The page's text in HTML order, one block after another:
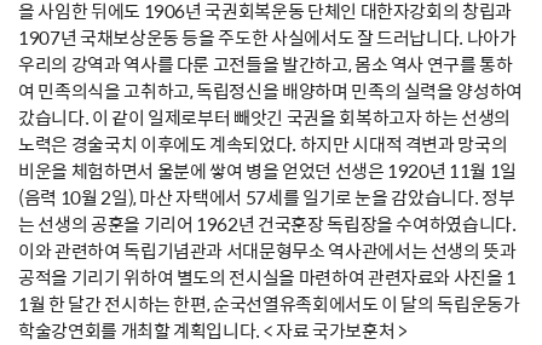
을 사임한 뒤에도 1906년 국권회복운동 단체인 대한자강회의 창립과
1907년 국채보상운동 등을 주도한 사실에서도 잘 드러납니다. 나아가
우리의 강역과 역사를 다룬 고전들을 발간하고, 몸소 역사 연구를 통하
여 민족의식을 고취하고, 독립정신을 배양하며 민족의 실력을 양성하여
갔습니다. 이 같이 일제로부터 빼앗긴 국권을 회복하고자 하는 선생의
노력은 경술국치 이후에도 계속되었다. 하지만 시대적 격변과 망국의
비운을 체험하면서 울분에 쌓여 병을 얻었던 선생은 1920년 11월 1일
(음력 10월 2일), 마산 자택에서 57세를 일기로 눈을 감았습니다. 정부
는 선생의 공훈을 기리어 1962년 건국훈장 독립장을 수여하였습니다.
이와 관련하여 독립기념관과 서대문형무소 역사관에서는 선생의 뜻과
공적을 기리기 위하여 별도의 전시실을 마련하여 관련자료와 사진을 1
1월 한 달간 전시하는 한편, 순국선열유족회에서도 이 달의 독립운동가
학술강연회를 개최할 계획입니다. < 자료 국가보훈처 >